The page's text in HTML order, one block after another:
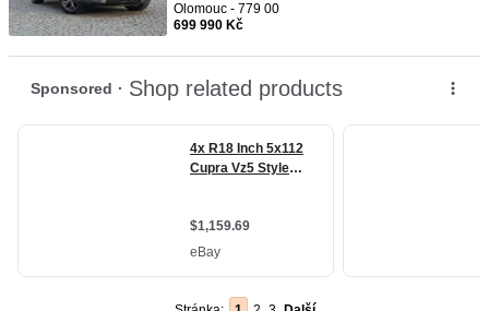
Olomouc - 779 00
699 990 Kč